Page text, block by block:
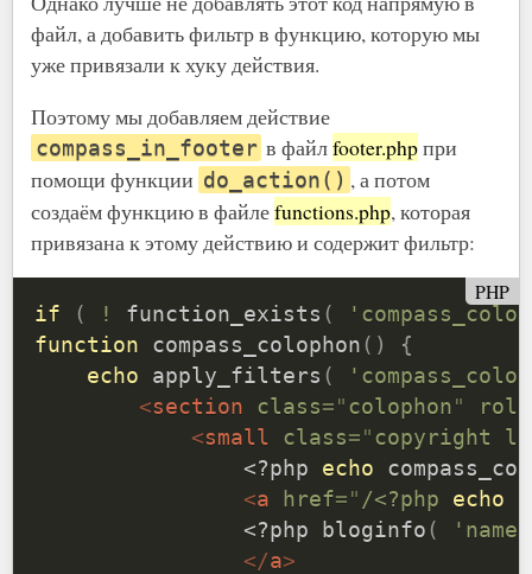
файл, а добавить фильтр в функцию, которую мы
уже привязали к хуку действия.
Поэтому мы добавляем действие
compass_in_footer в файлfooter.phpпри
помощи функции do_action() , а потом
создаём функцию в файлеfunctions.php, которая
привязана к этому действию и содержит фильтр:
PHP
if ( ! function_exists (
function
compass_colophon ( )
{
echo
apply_filters (
<section class= " colophon " role
<small class= " copyright
<?php
echo
<a href= " /<?php echo
<?php
bloginfo (
'name'
</a>